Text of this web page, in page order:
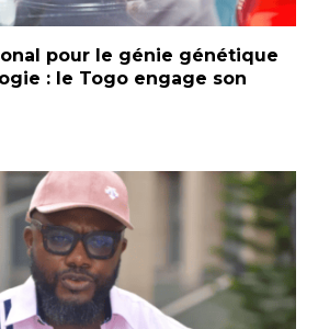
pour le génie génétique
: le Togo engage son